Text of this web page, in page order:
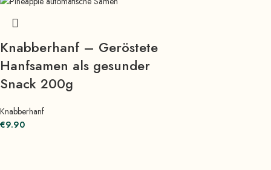
Knabberhanf – Geröstete
Hanfsamen als gesunder
Snack 200g
Knabberhanf
€9.90